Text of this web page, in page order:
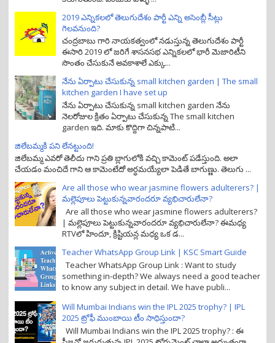
2019 ఎన్నికలలో తెలుగుదేశం పార్టీ ఎన్ని అసెంబ్లీ సీట్లు
గెలవనుంది?
చంద్రబాబు గారి నాయకత్వంలో నడుస్తున్న తెలుగుదేశం పార్టీ
ఈసారి 2019 లో జరిగే శాసనసభ ఎన్నికలలో భారీ మెజారిటీని
సొంతం చేసుకునే అవకాశాలే ఎక్కు...
నేను ఏర్పాటు చేసుకున్న small kitchen garden | The small
kitchen garden I have set up
నేను ఏర్పాటు చేసుకున్న small kitchen garden నేను
నెలరోజుల క్రితం ఏర్పాటు చేసుకున్న The small kitchen
garden ఇది. మాకు కొద్దిగా చిన్నపాటి...
జిలేబమ్మకి పని లేనట్టుంది!
జిలేబమ్మ ఎవరో తెలీదు గాని ప్రతి బ్లాగులోకి వచ్చి కామెంట్ పడేస్తుంది. అలా
చేయడం మంచిదే గాని ఆ కామెంటేదో అర్ధమయ్యేలా పెడితే బాగుణ్ణు. తెలుగు ...
Are all those who wear jasmine flowers adulterers? |
మల్లెపూలు పెట్టుకున్నవారందరూ వ్యభిచారులేనా?
Are all those who wear jasmine flowers adulterers?
| మల్లెపూలు పెట్టుకున్నవారందరూ వ్యభిచారులేనా? ఈమధ్య
RTVలో హిందూ, క్రిష్టియన్ల మధ్య ఒక డ...
Teacher WhatsApp Group Link | KSC Smart Guide
Teacher WhatsApp Group Link : Want to study
something in-depth? We always need a good teacher
to know any subject in detail. We have publi...
Will Mumbai Indians win the IPL 2025 trophy? | IPL
2025 ట్రోఫీ ముంబాయి టీం సాధిస్తుందా?
Will Mumbai Indians win the IPL 2025 trophy? : ఈ